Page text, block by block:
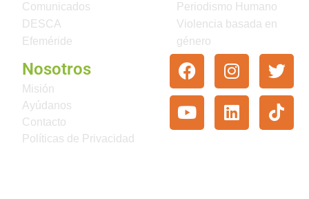
Comunicados
DESCA
Efeméride
Periodismo Humano
Violencia basada en
género
Nosotros
Misión
Ayúdanos
Contacto
Políticas de Privacidad